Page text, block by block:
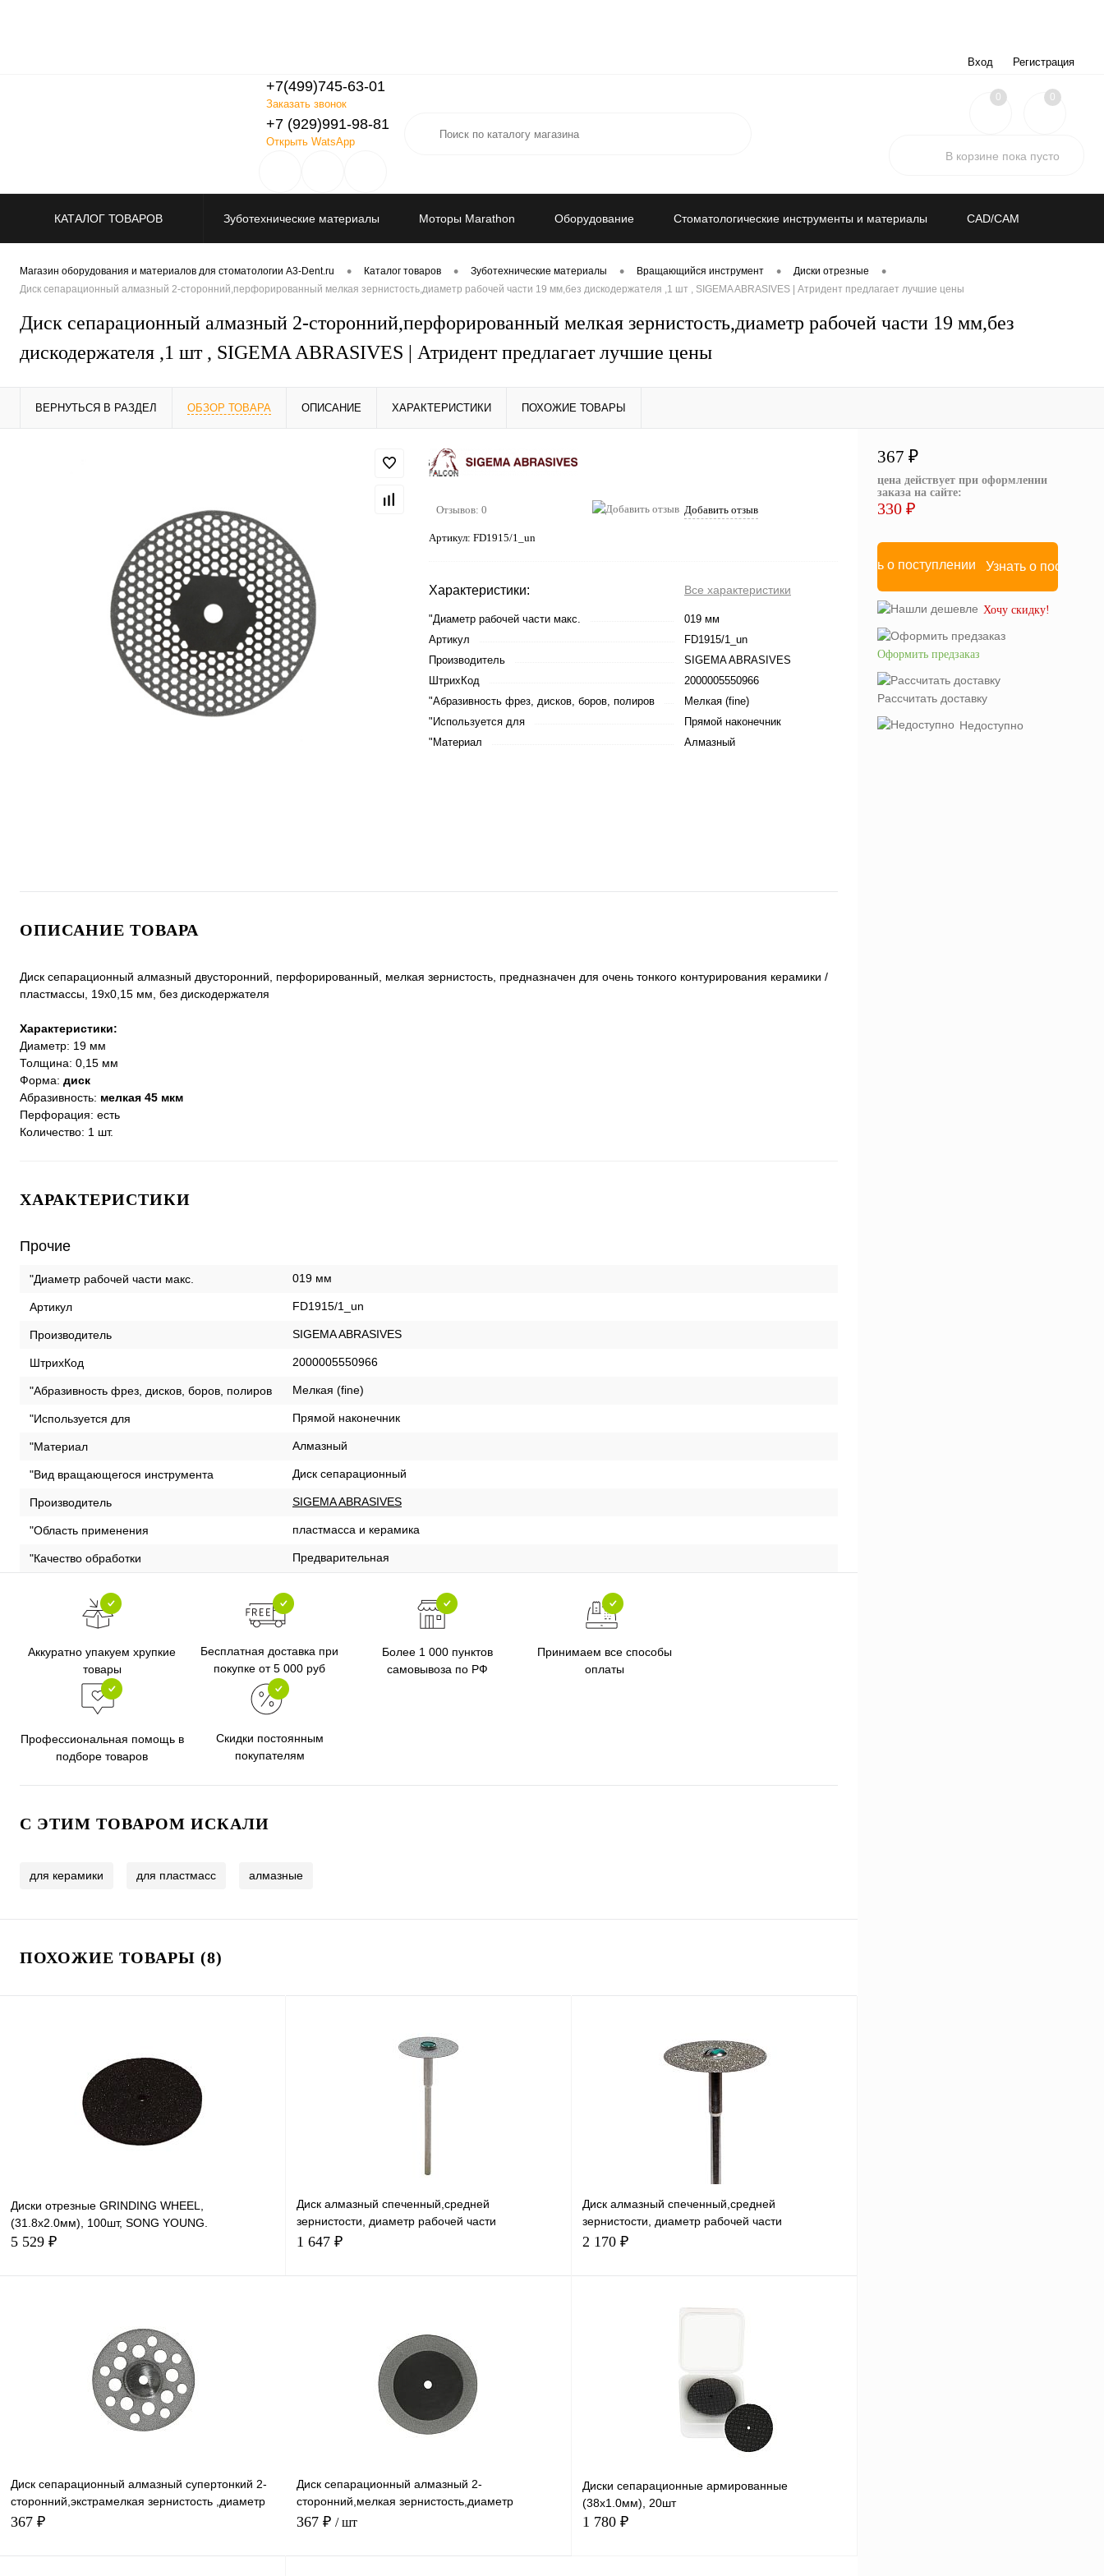
Вход Регистрация
+7(499)745-63-01
Заказать звонок
+7 (929)991-98-81
Открыть WatsApp
0 0
В корзине пока пусто
КАТАЛОГ ТОВАРОВ Зуботехнические материалы Моторы Marathon Оборудование Стоматологические инструменты и материалы CAD/CAM
Распродажа
Магазин оборудования и материалов для стоматологии A3-Dent.ru • Каталог товаров • Зуботехнические материалы • Вращающийся инструмент • Диски отрезные •
Диск сепарационный алмазный 2-сторонний,перфорированный мелкая зернистость,диаметр рабочей части 19 мм,без дискодержателя ,1 шт , SIGEMA ABRASIVES | Атридент предлагает лучшие цены
Диск сепарационный алмазный 2-сторонний,перфорированный мелкая зернистость,диаметр рабочей части 19 мм,без
дискодержателя ,1 шт , SIGEMA ABRASIVES | Атридент предлагает лучшие цены
ВЕРНУТЬСЯ В РАЗДЕЛ ОБЗОР ТОВАРА ОПИСАНИЕ ХАРАКТЕРИСТИКИ ПОХОЖИЕ ТОВАРЫ
Отзывов: 0 Добавить отзыв
Артикул: FD1915/1_un
Характеристики: Все характеристики
"Диаметр рабочей части макс.
019 мм
Артикул
FD1915/1_un
Производитель
SIGEMA ABRASIVES
ШтрихКод
2000005550966
"Абразивность фрез, дисков, боров, полиров
Мелкая (fine)
"Используется для
Прямой наконечник
"Материал
Алмазный
ОПИСАНИЕ ТОВАРА
Диск сепарационный алмазный двусторонний, перфорированный, мелкая зернистость, предназначен для очень тонкого контурирования керамики /
пластмассы, 19x0,15 мм, без дискодержателя
Характеристики:
Диаметр: 19 мм
Толщина: 0,15 мм
Форма: диск
Абразивность: мелкая 45 мкм
Перфорация: есть
Количество: 1 шт.
ХАРАКТЕРИСТИКИ
Прочие
"Диаметр рабочей части макс. 019 мм
Артикул FD1915/1_un
Производитель SIGEMA ABRASIVES
ШтрихКод 2000005550966
"Абразивность фрез, дисков, боров, полиров Мелкая (fine)
"Используется для Прямой наконечник
"Материал Алмазный
"Вид вращающегося инструмента Диск сепарационный
Производитель SIGEMA ABRASIVES
"Область применения пластмасса и керамика
"Качество обработки Предварительная
Аккуратно упакуем хрупкие
товары
Бесплатная доставка при
покупке от 5 000 руб
Более 1 000 пунктов
самовывоза по РФ
Принимаем все способы
оплаты
Профессиональная помощь в
подборе товаров
Скидки постоянным
покупателям
C ЭТИМ ТОВАРОМ ИСКАЛИ
для керамики для пластмасс алмазные
ПОХОЖИЕ ТОВАРЫ (8)
Диски отрезные GRINDING WHEEL,
(31.8х2.0мм), 100шт, SONG YOUNG.
5 529 ₽
Диск алмазный спеченный,средней
зернистости, диаметр рабочей части
19мм,толщина 0,3мм,1шт
1 647 ₽
Диск алмазный спеченный,средней
зернистости, диаметр рабочей части
22мм,толщина 0,3мм,1шт
2 170 ₽
В корзину
Диск сепарационный алмазный супертонкий 2-
сторонний,экстрамелкая зернистость ,диаметр
рабочей части 19мм,без дискодержателя,1 шт.
367 ₽
Диск сепарационный алмазный 2-
сторонний,мелкая зернистость,диаметр
рабочей части 22 мм,без дискодержателя ,1 шт
367 ₽ / шт
Диски сепарационные армированные
(38х1.0мм), 20шт
1 780 ₽
367 ₽
цена действует при оформлении
заказа на сайте:
330 ₽
Узнать о
Хочу скидку!
Оформить предзаказ
Рассчитать доставку
Недоступно